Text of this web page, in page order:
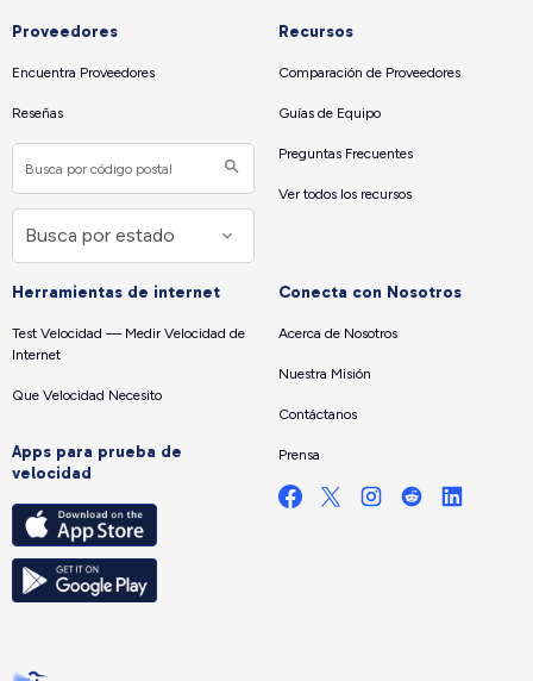
Proveedores
Encuentra Proveedores
Reseñas
Recursos
Comparación de Proveedores
Guías de Equipo
Preguntas Frecuentes
Ver todos los recursos
Herramientas de internet
Test Velocidad — Medir Velocidad de
Internet
Que Velocidad Necesito
Apps para prueba de
velocidad
Conecta con Nosotros
Acerca de Nosotros
Nuestra Misión
Contáctanos
Prensa